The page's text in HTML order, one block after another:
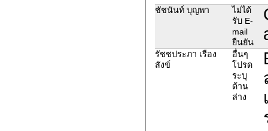
ชัชนันท์ บุญพา
ไม่ได้
รับ E-
mail
ยืนยัน
รัชชประภา เรือง
สังข์
อื่นๆ
โปรด
ระบุ
ด้าน
ล่าง